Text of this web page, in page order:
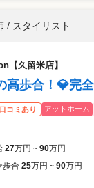
/ スタイリスト
【久留米店】
高歩合！💎完
口コミあり アットホーム
27万円 ~ 90万円
歩合 25万円 ~ 90万円